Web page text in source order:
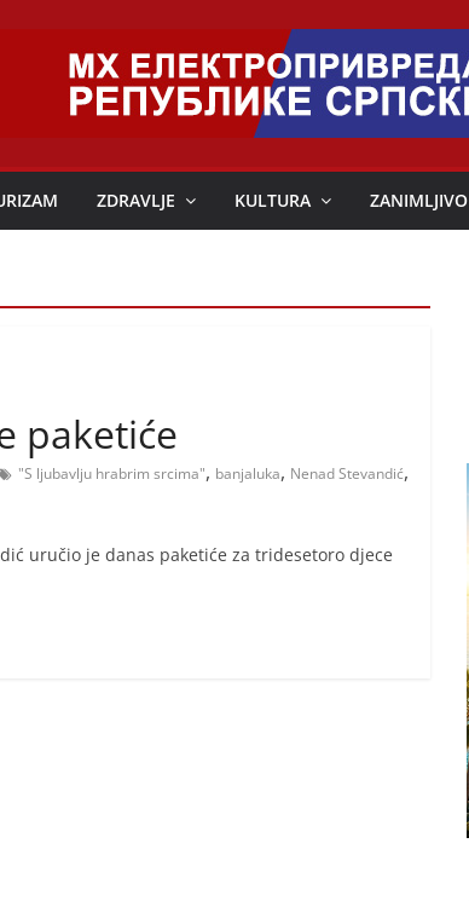
ZDRAVLJE KULTURA ZANIMLJIVO
paketiće
"S ljubavlju hrabrim srcima", banjaluka, Nenad Stevandić,
uručio je danas paketiće za tridesetoro djece